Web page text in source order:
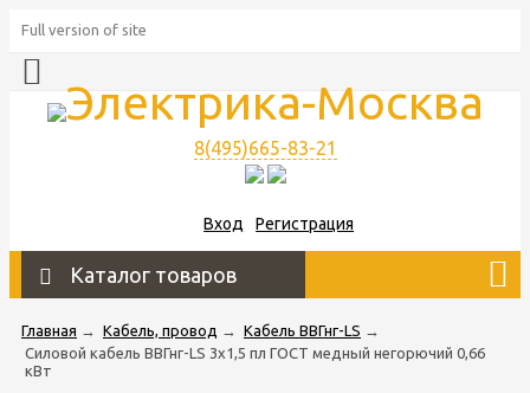
Full version of site
8(495)665-83-21
Вход Регистрация
Каталог товаров
Главная → Кабель, провод → Кабель ВВГнг-LS →
Силовой кабель ВВГнг-LS 3х1,5 пл ГОСТ медный негорючий 0,66
кВт